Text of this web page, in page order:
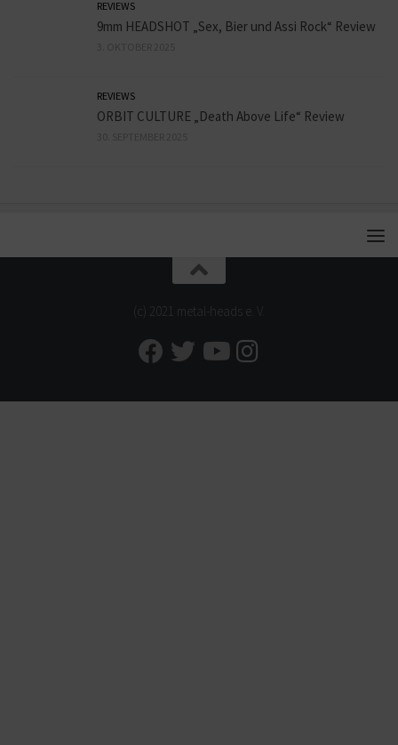
REVIEWS
9mm HEADSHOT „Sex, Bier und Assi Rock“ Review
REVIEWS
ORBIT CULTURE „Death Above Life“ Review
(c) 2021 metal-heads e. V.